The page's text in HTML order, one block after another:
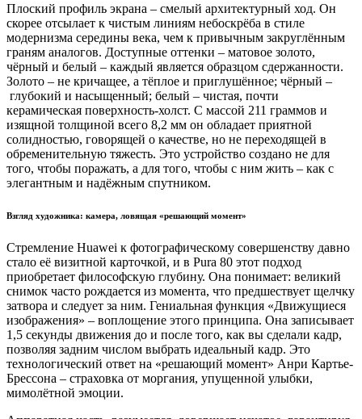
Плоский профиль экрана – смелый архитектурный ход. Он
скорее отсылает к чистым линиям небоскрёба в стиле
модернизма середины века, чем к привычным закруглённым
граням аналогов. Доступные оттенки – матовое золото,
чёрный и белый – каждый является образцом сдержанности.
Золото – не кричащее, а тёплое и приглушённое; чёрный –
глубокий и насыщенный; белый – чистая, почти
керамическая поверхность-холст. С массой 211 граммов и
изящной толщиной всего 8,2 мм он обладает приятной
солидностью, говорящей о качестве, но не переходящей в
обременительную тяжесть. Это устройство создано не для
того, чтобы поражать, а для того, чтобы с ним жить – как с
элегантным и надёжным спутником.
Взгляд художника: камера, ловящая «решающий момент»
Стремление Huawei к фотографическому совершенству давно
стало её визитной карточкой, и в Pura 80 этот подход
приобретает философскую глубину. Она понимает: великий
снимок часто рождается из момента, что предшествует щелчку
затвора и следует за ним. Гениальная функция «Движущиеся
изображения» – воплощение этого принципа. Она записывает
1,5 секунды движения до и после того, как вы сделали кадр,
позволяя задним числом выбрать идеальный кадр. Это
технологический ответ на «решающий момент» Анри Картье-
Брессона – страховка от моргания, упущенной улыбки,
мимолётной эмоции.